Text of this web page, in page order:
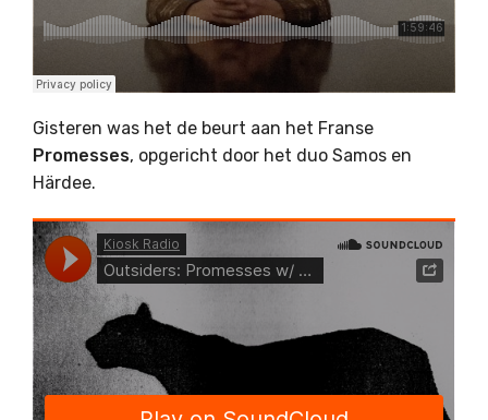
Gisteren was het de beurt aan het Franse
Promesses, opgericht door het duo Samos en
Härdee.